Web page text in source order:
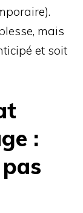
mais
et soit
: